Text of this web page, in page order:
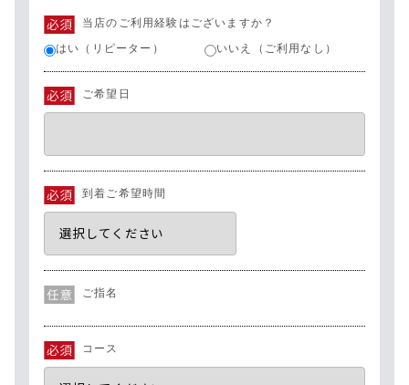
当店のご利用経験はございますか？
はい（リピーター）
いいえ（ご利用なし）
ご希望日
到着ご希望時間
ご指名
コース